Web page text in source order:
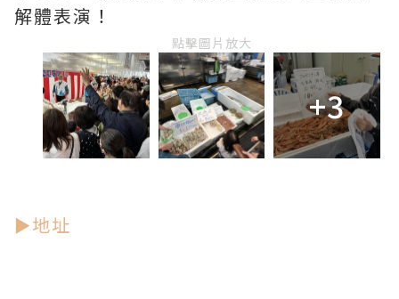
解體表演！
點擊圖片放大
+3
►地址